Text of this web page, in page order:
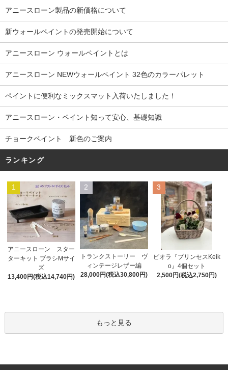
アニースローン製品の新価格について
新ウォールペイントの発売開始について
アニースローン ウォールペイントとは
アニースローン NEWウォールペイント 32色のカラーパレット
ペイントに便利なミックスマット入荷いたしました！
アニースローン・ペイント知って安心、基礎知識
チョークペイント 新色のご案内
ランキング
1
アニースローン スター
ターキット ブラシMサイ
ズ
13,400円(税込14,740円)
2
トランクストーリー ヴ
ィンテージレザー編
28,000円(税込30,800円)
3
ビオラ『プリンセスKeik
o』4個セット
2,500円(税込2,750円)
もっと見る